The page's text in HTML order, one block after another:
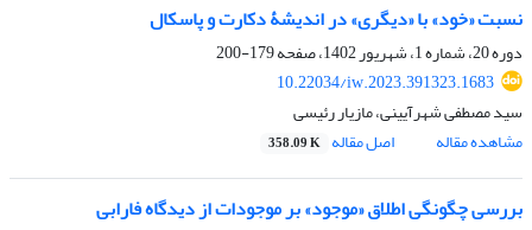
نسبت «خود» با «دیگری» در اندیشۀ دکارت و پاسکال
دوره 20، شماره 1، شهریور 1402، صفحه
179-200
10.22034/iw.2023.391323.1683
سید مصطفی شهرآیینی، مازیار رئیسی
مشاهده مقاله
اصل مقاله 358.09 K
بررسی چگونگی اطلاق «موجود» بر موجودات از دیدگاه فارابی